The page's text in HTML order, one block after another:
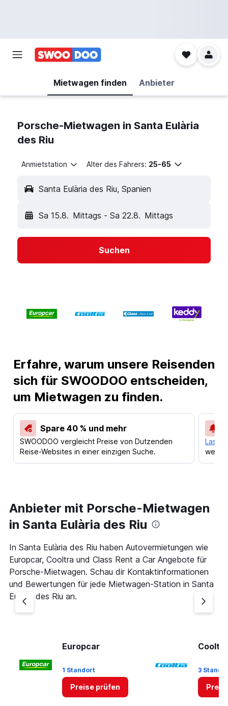
Mietwagen finden Anbieter
Porsche-Mietwagen in Santa Eulària
des Riu
Anmietstation Alter des Fahrers: 25-65
Santa Eulària des Riu, Spanien
Sa 15.8. Mittags - Sa 22.8. Mittags
Suchen
Erfahre, warum unsere Reisenden
sich für SWOODOO entscheiden,
um Mietwagen zu finden.
Spare 40 % und mehr
SWOODOO vergleicht Preise von Dutzenden
Reise-Websites in einer einzigen Suche.
Lass
Anbieter mit Porsche-Mietwagen
in Santa Eulària des Riu
In Santa Eulària des Riu haben Autovermietungen wie
Europcar, Cooltra und Class Rent a Car Angebote für
Porsche-Mietwagen. Schau dir Kontaktinformationen
und Bewertungen für jede Mietwagen-Station in Santa
Eulària des Riu an.
Europcar
1 Standort
Preise prüfen
Cooltra
3